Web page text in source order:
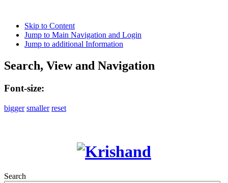
Skip to Content
Jump to Main Navigation and Login
Jump to additional Information
Search, View and Navigation
Font-size:
bigger smaller reset
Search